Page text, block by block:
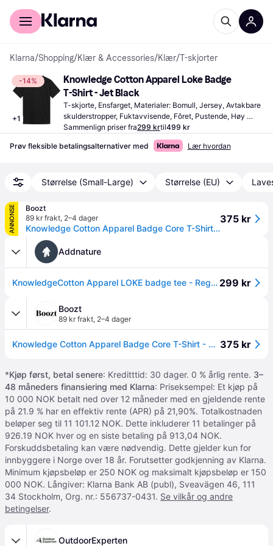
For kunder
Klarna/Shopping/Klær & Accessories/Klær/T-skjorter
-14%
+1
Knowledge Cotton Apparel Loke Badge
T-Shirt - Jet Black
T-skjorte, Ensfarget, Materialer: Bomull, Jersey, Avtakbare
skulderstropper, Fuktavvisende, Fôret, Pustende, Høy
komfort
Sammenlign priser fra299 krtil499 kr
Prøv fleksible betalingsalternativer med Lær hvordan
Størrelse (Small-Large) Størrelse (EU)
ANNONSE
Boozt
89 kr frakt, 2–4 dager
Knowledge Cotton Apparel Badge Core T-Shirt - Black - S
375 kr
Addnature
KnowledgeCotton Apparel LOKE badge tee - Regenerative Organic Certified Black Jet 299 kr
Boozt
89 kr frakt, 2–4 dager
Knowledge Cotton Apparel Badge Core T-Shirt - Black - M 375 kr
*Kjøp først, betal senere: Kreditttid: 30 dager. 0 % årlig rente. 3–
48 måneders finansiering med Klarna: Priseksempel: Et kjøp på
10 000 NOK betalt ned over 12 måneder med en gjeldende rente
på 21.9 % har en effektiv rente (APR) på 21,90%. Totalkostnaden
beløper seg til 11 101.12 NOK. Dette inkluderer 11 betalinger på
926.19 NOK hver og en siste betaling på 913,04 NOK.
Forskuddsbetaling kan være nødvendig. Dette gjelder kun for
innbyggere i Norge over 18 år. Forutsetter godkjenning av Klarna.
Minimum kjøpsbeløp er 250 NOK og maksimalt kjøpsbeløp er 150
000 NOK. Långiver: Klarna Bank AB (publ), Sveavägen 46, 111
34 Stockholm, Org. nr.: 556737-0431. Se vilkår og andre
betingelser.
OutdoorExperten